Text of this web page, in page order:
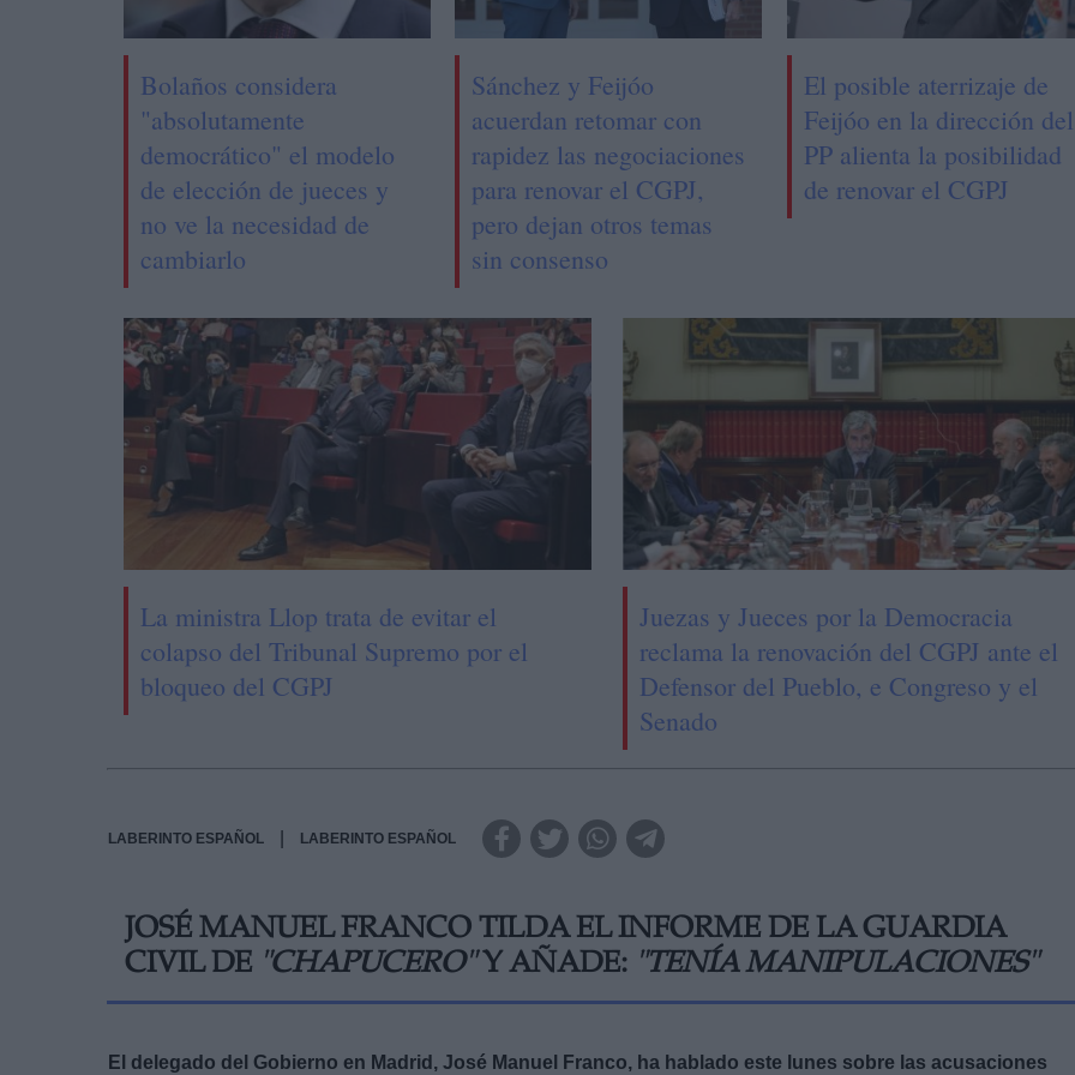
Bolaños considera
"absolutamente
democrático" el modelo
de elección de jueces y
no ve la necesidad de
cambiarlo
Sánchez y Feijóo
acuerdan retomar con
rapidez las negociaciones
para renovar el CGPJ,
pero dejan otros temas
sin consenso
El posible aterrizaje de
Feijóo en la dirección del
PP alienta la posibilidad
de renovar el CGPJ
La ministra Llop trata de evitar el
colapso del Tribunal Supremo por el
bloqueo del CGPJ
Juezas y Jueces por la Democracia
reclama la renovación del CGPJ ante el
Defensor del Pueblo, e Congreso y el
Senado
LABERINTO ESPAÑOL LABERINTO ESPAÑOL
JOSÉ MANUEL FRANCO TILDA EL INFORME DE LA GUARDIA
CIVIL DE "CHAPUCERO"Y AÑADE: "TENÍA MANIPULACIONES"
El delegado del Gobierno en Madrid, José Manuel Franco, ha hablado este lunes sobre las acusaciones